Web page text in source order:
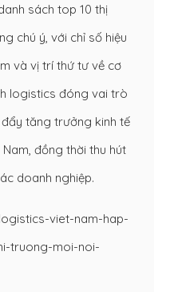
sách top 10 thị
chú ý, với chỉ số hiệu
và vị trí thứ tư về cơ
logistics đóng vai trò
tăng trưởng kinh tế
đồng thời thu hút
doanh nghiệp.
viet-nam-hap-
truong-moi-noi-